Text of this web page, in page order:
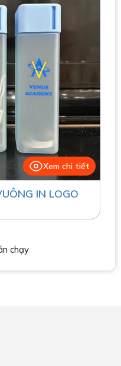
chạy
Xem chi tiết
IN LOGO